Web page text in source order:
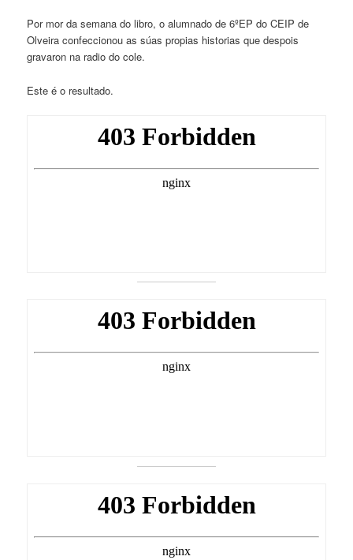
Por mor da semana do libro, o alumnado de 6ºEP do CEIP de
Olveira confeccionou as súas propias historias que despois
gravaron na radio do cole.
Este é o resultado.